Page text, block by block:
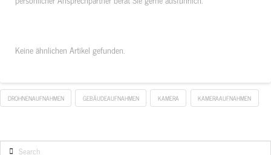
Keine ähnlichen Artikel gefunden.
DROHNENAUFNAHMEN GEBÄUDEAUFNAHMEN KAMERA KAMERAAUFNAHMEN
Search